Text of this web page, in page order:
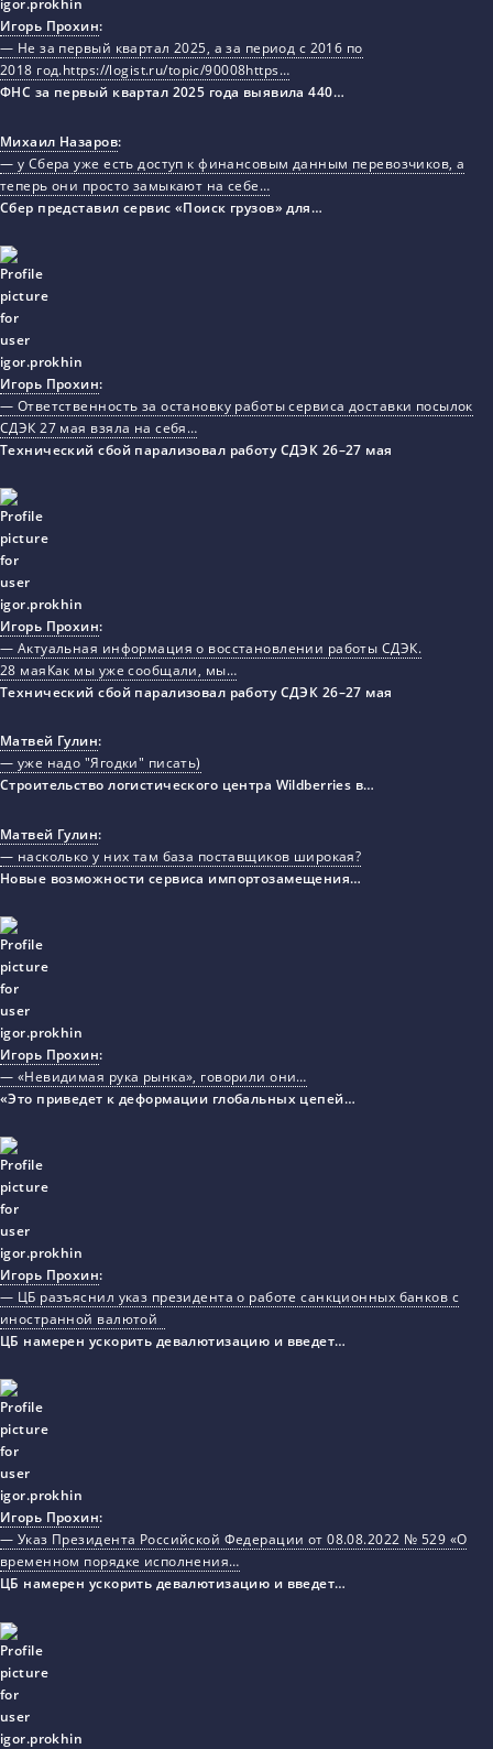
Игорь Прохин:
— Не за первый квартал 2025, а за период с 2016 по
2018 год.https://logist.ru/topic/90008https…
ФНС за первый квартал 2025 года выявила 440…
Михаил Назаров:
— у Сбера уже есть доступ к финансовым данным перевозчиков, а
теперь они просто замыкают на себе…
Сбер представил сервис «Поиск грузов» для…
Игорь Прохин:
— Ответственность за остановку работы сервиса доставки посылок
СДЭК 27 мая взяла на себя…
Технический сбой парализовал работу СДЭК 26–27 мая
Игорь Прохин:
— Актуальная информация о восстановлении работы СДЭК.
28 маяКак мы уже сообщали, мы…
Технический сбой парализовал работу СДЭК 26–27 мая
Матвей Гулин:
— уже надо "Ягодки" писать)
Строительство логистического центра Wildberries в…
Матвей Гулин:
— насколько у них там база поставщиков широкая?
Новые возможности сервиса импортозамещения…
Игорь Прохин:
— «Невидимая рука рынка», говорили они…
«Это приведет к деформации глобальных цепей…
Игорь Прохин:
— ЦБ разъяснил указ президента о работе санкционных банков с
иностранной валютой
ЦБ намерен ускорить девалютизацию и введет…
Игорь Прохин:
— Указ Президента Российской Федерации от 08.08.2022 № 529 «О
временном порядке исполнения…
ЦБ намерен ускорить девалютизацию и введет…